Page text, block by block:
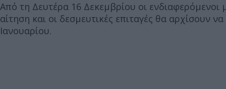
Από τη Δευτέρα 16 Δεκεμβρίου οι
αίτηση και οι δεσμευτικές επιταγές θα αρχίσουν
Ιανουαρίου.